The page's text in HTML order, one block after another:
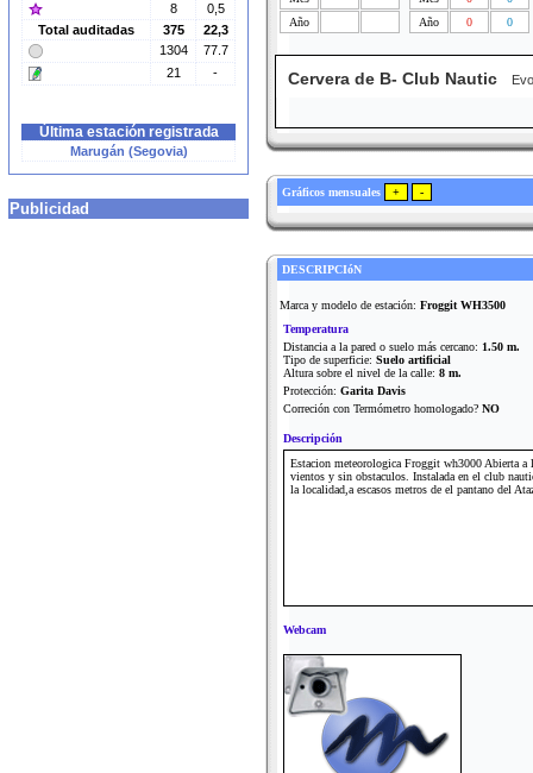
8
0,5
Total auditadas
375
22,3
1304
77.7
21
-
Última estación registrada
Marugán (Segovia)
Publicidad
Año
Año 0 0
Cervera de B- Club Nautic
Gráficos mensuales
DESCRIPCIóN
Marca y modelo de estación: Froggit WH3500
Temperatura
Distancia a la pared o suelo más cercano: 1.50 m.
Tipo de superficie: Suelo artificial
Altura sobre el nivel de la calle: 8 m.
Protección: Garita Davis
Correción con Termómetro homologado? NO
Descripción
Estacion meteorologica Froggit wh3000 Abierta a
vientos y sin obstaculos. Instalada en el club
la localidad,a escasos metros de el pantano del
Webcam